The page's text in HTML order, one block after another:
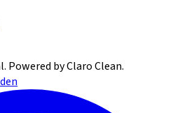
. Powered by Claro Clean.